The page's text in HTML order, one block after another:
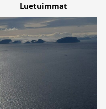
Luetuimmat